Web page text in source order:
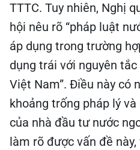
TTTC. Tuy nhiên, Nghị
hội nêu rõ “pháp luật
áp dụng trong trường
dụng trái với nguyên
Việt Nam”. Điều này có
khoảng trống pháp lý
của nhà đầu tư nước
làm rõ được vấn đề